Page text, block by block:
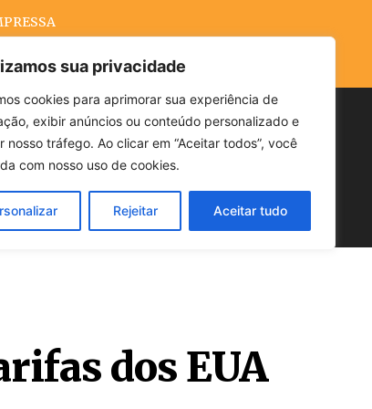
sua privacidade
cookies para aprimorar sua experiência de
exibir anúncios ou conteúdo personalizado e
nosso tráfego. Ao clicar em “Aceitar todos”, você
com nosso uso de cookies.
Rejeitar Aceitar tudo
Buscar
CLIMA ECONOMIA
dos EUA